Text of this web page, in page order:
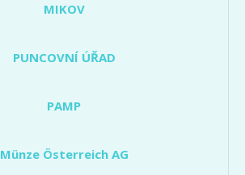
MIKOV
PUNCOVNÍ ÚŘAD
PAMP
Münze Österreich AG